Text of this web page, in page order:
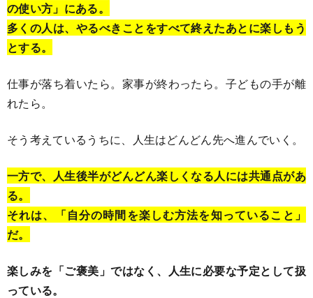
の使い方」にある。
多くの人は、やるべきことをすべて終えたあとに楽しもう
とする。
仕事が落ち着いたら。家事が終わったら。子どもの手が離
れたら。
そう考えているうちに、人生はどんどん先へ進んでいく。
一方で、人生後半がどんどん楽しくなる人には共通点があ
る。
それは、「自分の時間を楽しむ方法を知っていること」
だ。
楽しみを「ご褒美」ではなく、人生に必要な予定として扱
っている。